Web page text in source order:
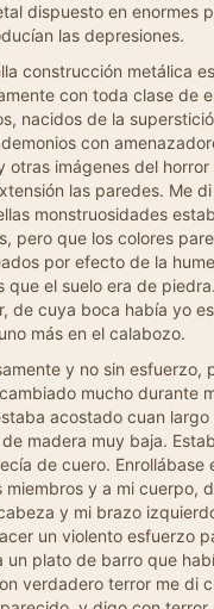
dispuesto en enormes
las depresiones.
construcción metálica
con toda clase de
nacidos de la
con
otras imágenes del horror
las paredes. Me
monstruosidades
pero que los colores
por efecto de la
que el suelo era de
de cuya boca había yo
más en el calabozo.
y no sin esfuerzo,
mucho durante
acostado cuan largo
madera muy baja.
de cuero. Enrollábase
miembros y a mi cuerpo,
y mi brazo
un violento esfuerzo
un plato de barro que
verdadero terror me di